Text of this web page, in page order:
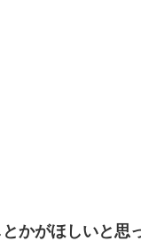
かがほしいと思